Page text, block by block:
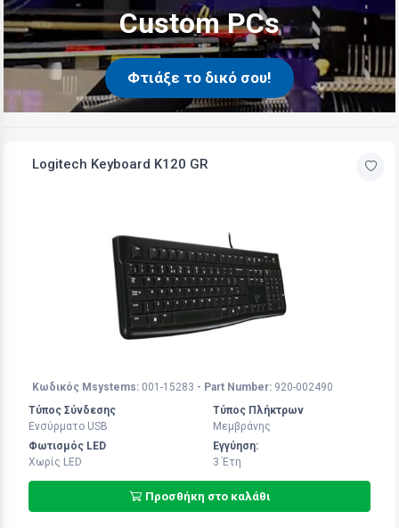
Custom PCs
Φτιάξε το δικό σου!
Logitech Keyboard K120 GR
Κωδικός Msystems: 001-15283 - Part Number: 920-002490
Τύπος Σύνδεσης
Ενσύρματο USB
Τύπος Πλήκτρων
Μεμβράνης
Φωτισμός LED
Χωρίς LED
Εγγύηση:
3 Έτη
Προσθήκη στο καλάθι